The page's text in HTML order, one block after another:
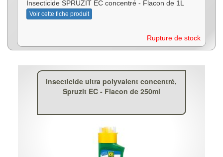
Insecticide SPRUZIT EC concentré - Flacon de 1L
Voir cette fiche produit
Rupture de stock
Insecticide ultra polyvalent concentré,
Spruzit EC - Flacon de 250ml